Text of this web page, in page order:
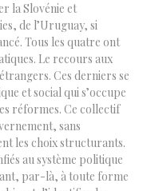
la Slovénie et
de l’Uruguay, si
Tous les quatre ont
Le recours aux
Ces derniers se
et social qui s’occupe
réformes. Ce collectif
sans
les choix structurants.
au système politique
par-là, à toute forme